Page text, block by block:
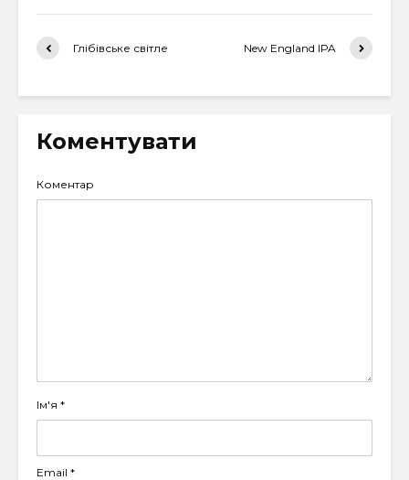
Глібівське світле New England IPA
Коментувати
Коментар
Ім'я *
Email *